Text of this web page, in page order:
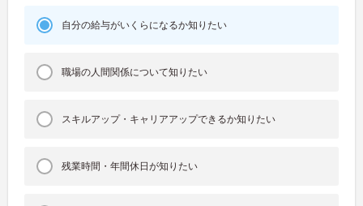
自分の給与がいくらになるか知りたい
職場の人間関係について知りたい
スキルアップ・キャリアアップできるか知りたい
残業時間・年間休日が知りたい